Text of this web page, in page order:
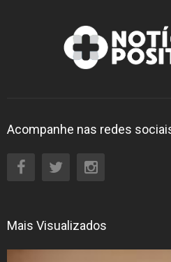
Acompanhe nas redes
Mais Visualizados